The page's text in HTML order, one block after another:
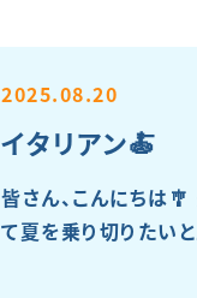
2025.08.20
イタリアン🍝
皆さん、こんにちは
て夏を乗り切りたい